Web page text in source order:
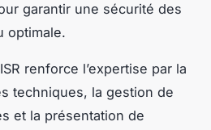
garantir une sécurité des
optimale.
renforce l’expertise par la
techniques, la gestion de
et la présentation de